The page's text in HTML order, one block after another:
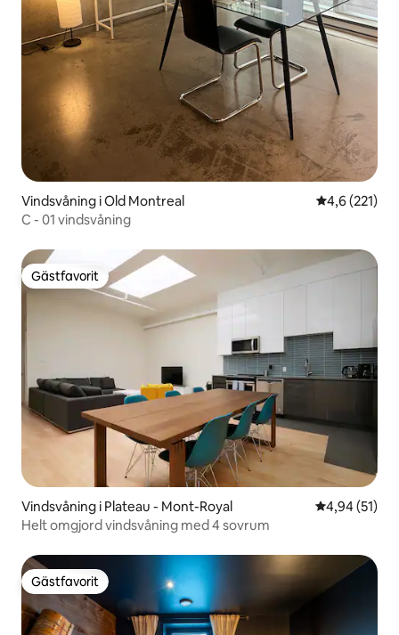
Vindsvåning i Old Montreal 4,6 av 5 i
4,6 (221)
C - 01 vindsvåning
Gästfavorit
Gästfavorit
Vindsvåning i Plateau - Mont-Royal 4,94 av 5 i
4,94 (51)
Helt omgjord vindsvåning med 4 sovrum
Gästfavorit
Gästfavorit